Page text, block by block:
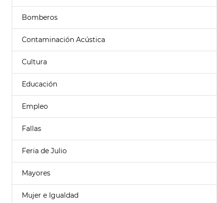
Bomberos
Contaminación Acústica
Cultura
Educación
Empleo
Fallas
Feria de Julio
Mayores
Mujer e Igualdad